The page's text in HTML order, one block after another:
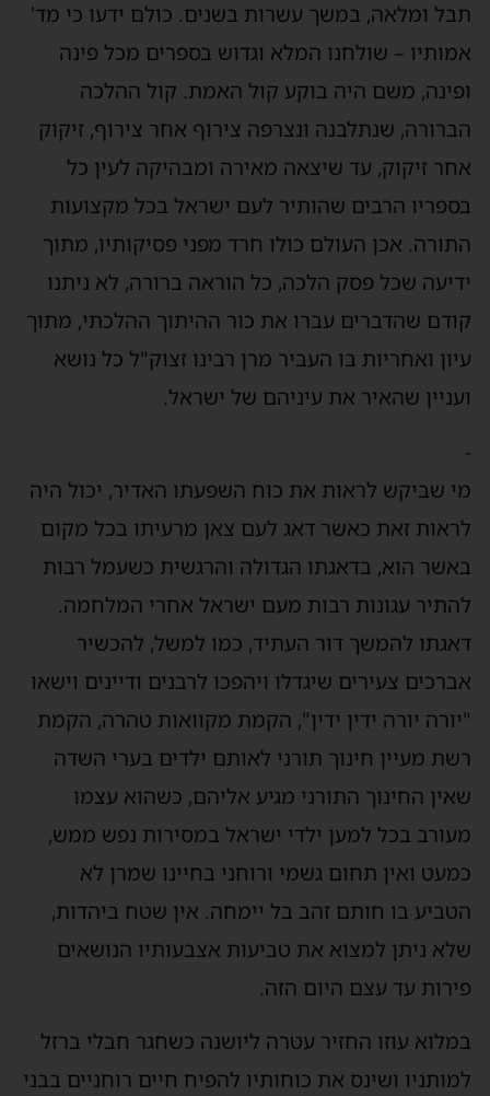
תבל ומלאה, במשך עשרות בשנים. כולם ידעו כי מד'
אמותיו – שולחנו המלא וגדוש בספרים מכל פינה
ופינה, משם היה בוקע קול האמת. קול ההלכה
הברורה, שנתלבנה ונצרפה צירוף אחר צירוף, זיקוק
אחר זיקוק, עד שיצאה מאירה ומבהיקה לעין כל
בספריו הרבים שהותיר לעם ישראל בכל מקצועות
התורה. אכן העולם כולו חרד מפני פסיקותיו, מתוך
ידיעה שכל פסק הלכה, כל הוראה ברורה, לא ניתנו
קודם שהדברים עברו את כור ההיתוך ההלכתי, מתוך
עיון ואחריות בו העביר מרן רבינו זצוק"ל כל נושא
ועניין שהאיר את עיניהם של ישראל.
-
מי שביקש לראות את כוח השפעתו האדיר, יכול היה
לראות זאת כאשר דאג לעם צאן מרעיתו בכל מקום
באשר הוא, בדאגתו הגדולה והרגשית כשעמל רבות
להתיר עגונות רבות מעם ישראל אחרי המלחמה.
דאגתו להמשך דור העתיד, כמו למשל, להכשיר
אברכים צעירים שיגדלו ויהפכו לרבנים ודיינים וישאו
"יורה יורה ידין ידין", הקמת מקוואות טהרה, הקמת
רשת מעיין חינוך תורני לאותם ילדים בערי השדה
שאין החינוך התורני מגיע אליהם, כשהוא עצמו
מעורב בכל למען ילדי ישראל במסירות נפש ממש,
כמעט ואין תחום גשמי ורוחני בחיינו שמרן לא
הטביע בו חותם זהב בל יימחה. אין שטח ביהדות,
שלא ניתן למצוא את טביעות אצבעותיו הנושאים
פירות עד עצם היום הזה.
במלוא עוזו החזיר עטרה ליושנה כשחגר חבלי ברזל
למותניו ושינס את כוחותיו להפיח חיים רוחניים בבני